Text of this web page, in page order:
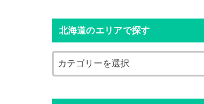
北海道のエリアで探す